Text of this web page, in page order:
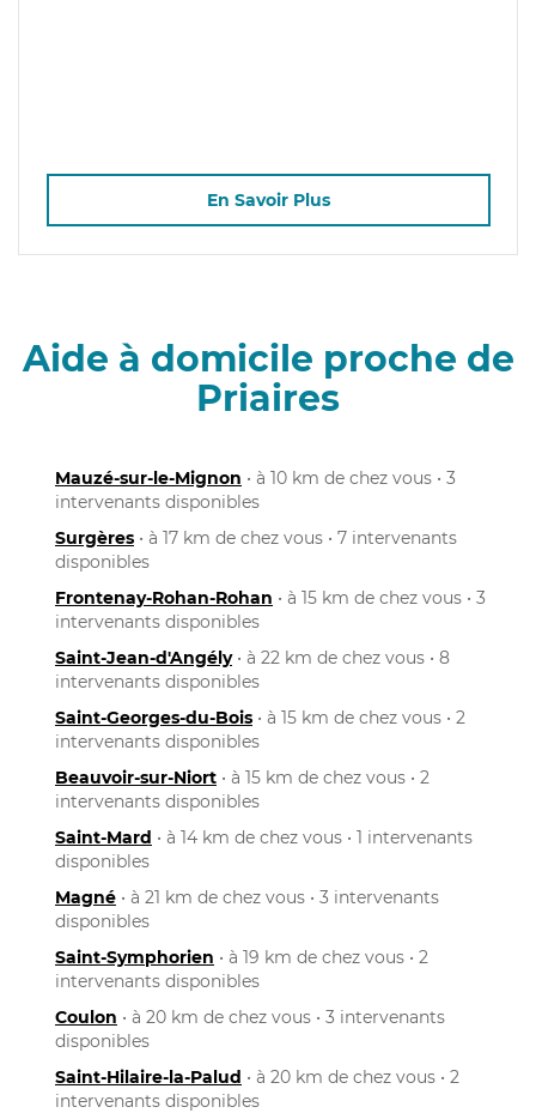
En Savoir Plus
Aide à domicile proche de
Priaires
Mauzé-sur-le-Mignon • à 10 km de chez vous • 3
intervenants disponibles
Surgères • à 17 km de chez vous • 7 intervenants
disponibles
Frontenay-Rohan-Rohan • à 15 km de chez vous • 3
intervenants disponibles
Saint-Jean-d'Angély• à 22 km de chez vous • 8
intervenants disponibles
Saint-Georges-du-Bois • à 15 km de chez vous • 2
intervenants disponibles
Beauvoir-sur-Niort • à 15 km de chez vous • 2
intervenants disponibles
Saint-Mard • à 14 km de chez vous • 1 intervenants
disponibles
Magné • à 21 km de chez vous • 3 intervenants
disponibles
Saint-Symphorien • à 19 km de chez vous • 2
intervenants disponibles
Coulon • à 20 km de chez vous • 3 intervenants
disponibles
Saint-Hilaire-la-Palud • à 20 km de chez vous • 2
intervenants disponibles